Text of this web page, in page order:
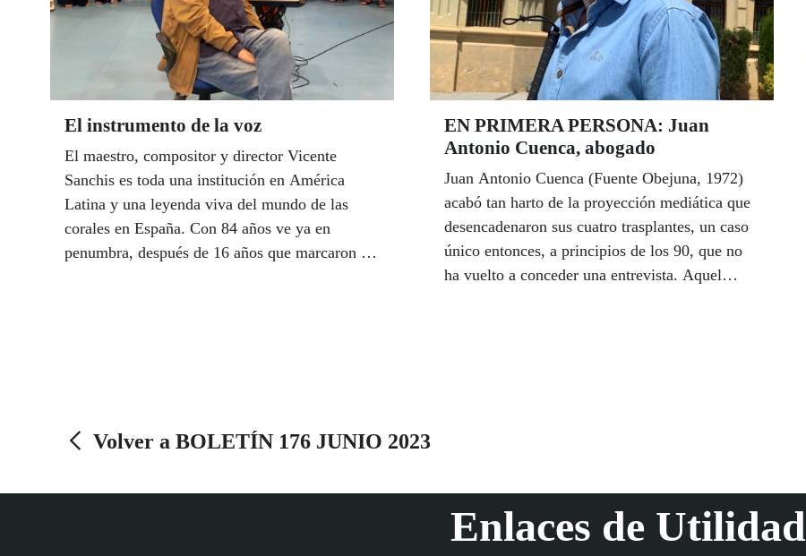
El instrumento de la voz
El maestro, compositor y director Vicente
Sanchis es toda una institución en América
Latina y una leyenda viva del mundo de las
corales en España. Con 84 años ve ya en
penumbra, después de 16 años que marcaron su
enseñando, saltándose todas las reglas que la
un genio. Un músico de los grandes de España.
EN PRIMERA PERSONA: Juan
Antonio Cuenca, abogado
Juan Antonio Cuenca (Fuente Obejuna, 1972)
acabó tan harto de la proyección mediática que
desencadenaron sus cuatro trasplantes, un caso
único entonces, a principios de los 90, que no
ha vuelto a conceder una entrevista. Aquel
Volver a BOLETÍN 176 JUNIO 2023
Enlaces de Utilidad